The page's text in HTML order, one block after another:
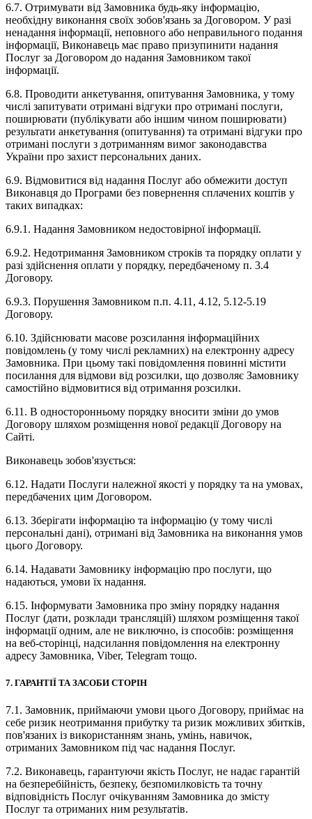
6.7. Отримувати від Замовника будь-яку інформацію,
необхідну виконання своїх зобов'язань за Договором. У разі
ненадання інформації, неповного або неправильного подання
інформації, Виконавець має право призупинити надання
Послуг за Договором до надання Замовником такої
інформації.
6.8. Проводити анкетування, опитування Замовника, у тому
числі запитувати отримані відгуки про отримані послуги,
поширювати (публікувати або іншим чином поширювати)
результати анкетування (опитування) та отримані відгуки про
отримані послуги з дотриманням вимог законодавства
України про захист персональних даних.
6.9. Відмовитися від надання Послуг або обмежити доступ
Виконавця до Програми без повернення сплачених коштів у
таких випадках:
6.9.1. Надання Замовником недостовірної інформації.
6.9.2. Недотримання Замовником строків та порядку оплати у
разі здійснення оплати у порядку, передбаченому п. 3.4
Договору.
6.9.3. Порушення Замовником п.п. 4.11, 4.12, 5.12-5.19
Договору.
6.10. Здійснювати масове розсилання інформаційних
повідомлень (у тому числі рекламних) на електронну адресу
Замовника. При цьому такі повідомлення повинні містити
посилання для відмови від розсилки, що дозволяє Замовнику
самостійно відмовитися від отримання розсилки.
6.11. В односторонньому порядку вносити зміни до умов
Договору шляхом розміщення нової редакції Договору на
Сайті.
Виконавець зобов'язується:
6.12. Надати Послуги належної якості у порядку та на умовах,
передбачених цим Договором.
6.13. Зберігати інформацію та інформацію (у тому числі
персональні дані), отримані від Замовника на виконання умов
цього Договору.
6.14. Надавати Замовнику інформацію про послуги, що
надаються, умови їх надання.
6.15. Інформувати Замовника про зміну порядку надання
Послуг (дати, розклади трансляцій) шляхом розміщення такої
інформації одним, але не виключно, із способів: розміщення
на веб-сторінці, надсилання повідомлення на електронну
адресу Замовника, Viber, Telegram тощо.
7. ГАРАНТІЇ ТА ЗАСОБИ СТОРІН
7.1. Замовник, приймаючи умови цього Договору, приймає на
себе ризик неотримання прибутку та ризик можливих збитків,
пов'язаних із використанням знань, умінь, навичок,
отриманих Замовником під час надання Послуг.
7.2. Виконавець, гарантуючи якість Послуг, не надає гарантій
на безперебійність, безпеку, безпомилковість та точну
відповідність Послуг очікуванням Замовника до змісту
Послуг та отриманих ним результатів.